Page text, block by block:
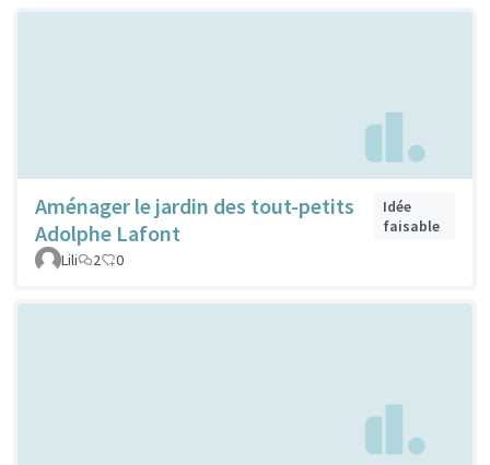
Aménager le jardin des tout-petits
Adolphe Lafont
Idée
faisable
Lili
2 0